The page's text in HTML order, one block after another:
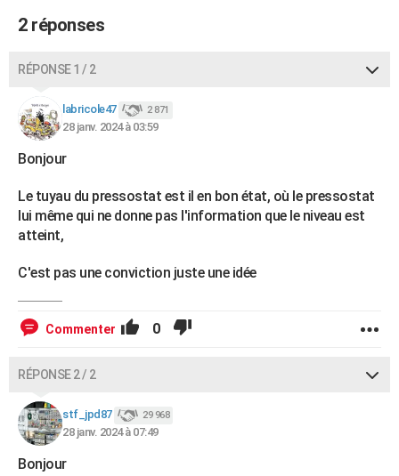
2 réponses
RÉPONSE 1 / 2
labricole47 2 871
28 janv. 2024 à 03:59
Bonjour
Le tuyau du pressostat est il en bon état, où le pressostat
lui même qui ne donne pas l'information que le niveau est
atteint,
C'est pas une conviction juste une idée
Commenter 0
RÉPONSE 2 / 2
stf_jpd87 29 968
28 janv. 2024 à 07:49
Bonjour